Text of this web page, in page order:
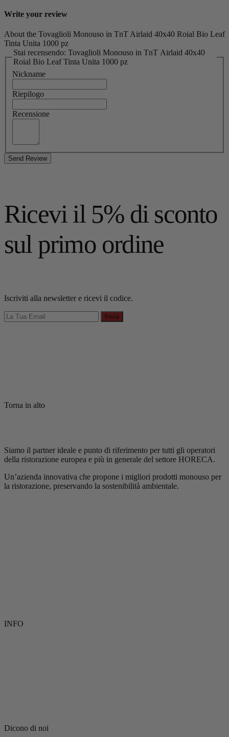
Write your review
About the Tovaglioli Monouso in TnT Airlaid 40x40 Roial Bio Leaf
Tinta Unita 1000 pz
Stai recensendo: Tovaglioli Monouso in TnT Airlaid 40x40
Roial Bio Leaf Tinta Unita 1000 pz
Nickname
Riepilogo
Recensione
Send Review
Ricevi il 5% di sconto
sul primo ordine
Iscriviti alla newsletter e ricevi il codice.
Invia
Torna in alto
Siamo il partner ideale e punto di riferimento per tutti gli operatori
della ristorazione europea e più in generale del settore HORECA.
Un’azienda innovativa che propone i migliori prodotti monouso per
la ristorazione, preservando la sostenibilità ambientale.
INFO
Dicono di noi